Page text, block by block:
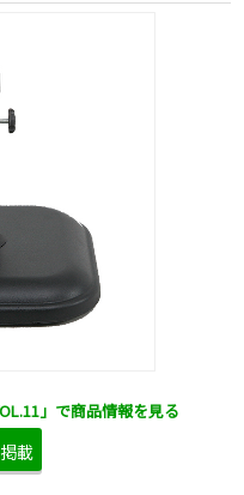
」で商品情報を見る
掲載